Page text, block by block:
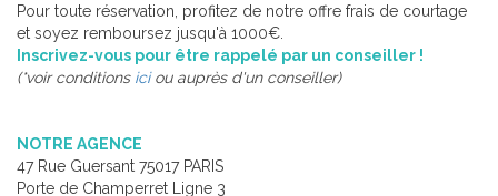
Pour toute réservation, profitez de notre offre frais de courtage
et soyez remboursez jusqu'à 1000€.
Inscrivez-vous pour être rappelé par un conseiller !
(*voir conditionsici ou auprès d'un conseiller)
NOTRE AGENCE
47 Rue Guersant 75017 PARIS
Porte de Champerret Ligne 3